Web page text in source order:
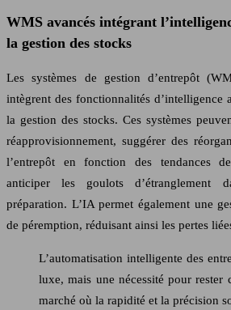
WMS avancés intégrant
la gestion des stocks
Les systèmes de gestion d’entrepôt
intègrent des fonctionnalités
la gestion des stocks. Ces systèmes
réapprovisionnement, suggérer des
l’entrepôt en fonction des tendances
anticiper les goulots d’étranglement
préparation. L’IA permet également une
de péremption, réduisant ainsi les pertes
L’automatisation intelligente des entrepôts n’est plus un
luxe, mais une nécessité pour rester
marché où la rapidité et la précision